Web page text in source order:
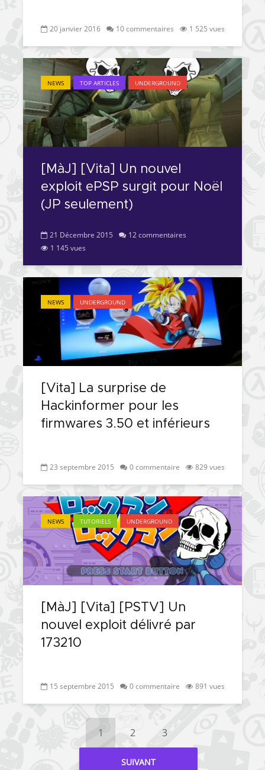
20 janvier 2016 10 commentaires 1 525 vues
NEWS TOP ARTICLES UNDERGROUND
[MàJ] [Vita] Un nouvel
exploit ePSP surgit pour Noël
(JP seulement)
21 Décembre 2015
12 commentaires
1 145 vues
NEWS UNDERGROUND
[Vita] La surprise de
Hackinformer pour les
firmwares 3.50 et inférieurs
23 septembre 2015 0 commentaire 829 vues
NEWS TUTORIELS UNDERGROUND
[MàJ] [Vita] [PSTV] Un
nouvel exploit délivré par
173210
15 septembre 2015 0 commentaire 891 vues
1 2 3
SUIVANT